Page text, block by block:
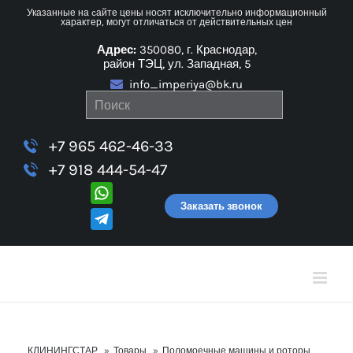
Указанные на cайте цены носят исключительно информационный
характер, могут отличаться от действительных цен
Адрес:350080, г. Краснодар,
район ТЭЦ, ул. Западная, 5
info_imperiya@bk.ru
+7 965 462-46-33
+7 918 444-54-47
Заказать звонок
КЛИНИНГСТАР » Товары » Поломоечные машины и роторы